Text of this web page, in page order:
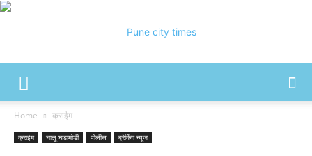
Home क्राईम
क्राईम चालू घडामोडी पोलीस ब्रेकिंग न्यूज